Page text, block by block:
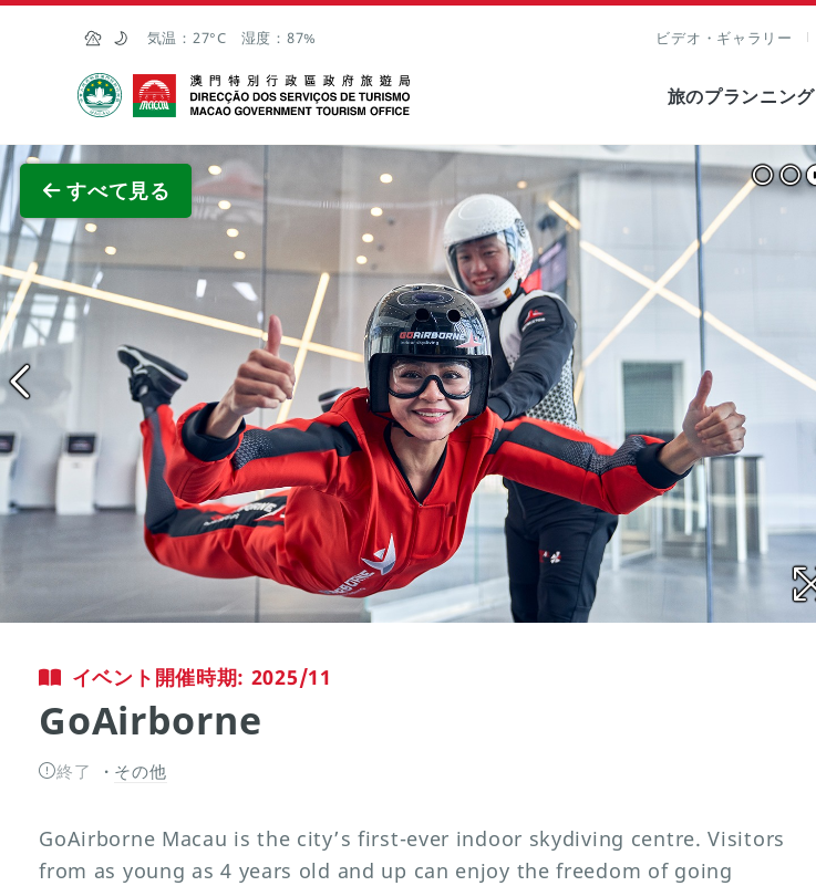
Skip to Main Content
気温： 27°C 湿度： 87% ビデオ・ギャラリー
マカオ政府観光局
旅のプランニング
すべて見る
全画面表示
イベント開催時期: 2025/11
GoAirborne
終了 その他
GoAirborne Macau is the city’s first-ever indoor skydiving centre. Visitors
from as young as 4 years old and up can enjoy the freedom of going